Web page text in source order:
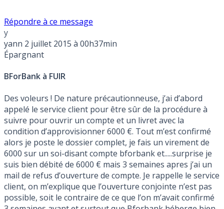
Répondre à ce message
y
yann 2 juillet 2015 à 00h37min
Épargnant
BForBank à FUIR
Des voleurs ! De nature précautionneuse, j’ai d’abord
appelé le service client pour être sûr de la procédure à
suivre pour ouvrir un compte et un livret avec la
condition d’approvisionner 6000 €. Tout m’est confirmé
alors je poste le dossier complet, je fais un virement de
6000 sur un soi-disant compte bforbank et.....surprise je
suis bien débité de 6000 € mais 3 semaines apres j’ai un
mail de refus d’ouverture de compte. Je rappelle le service
client, on m’explique que l’ouverture conjointe n’est pas
possible, soit le contraire de ce que l’on m’avait confirmé